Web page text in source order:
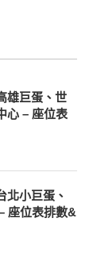
雄巨蛋、世
心 – 座位表
北小巨蛋、
座位表排數&